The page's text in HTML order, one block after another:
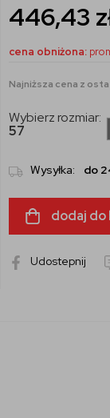
446,43
cena obniżona:
Najniższa cena z
Wybierz rozmiar:
57
Wysyłka: do
dodaj do
Udostepnij